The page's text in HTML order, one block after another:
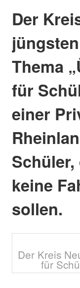
Der
Thema
für
einer
Schüler,
keine
sollen.
Der Kreis
für